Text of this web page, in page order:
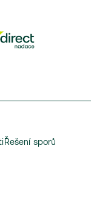
Řešení sporů